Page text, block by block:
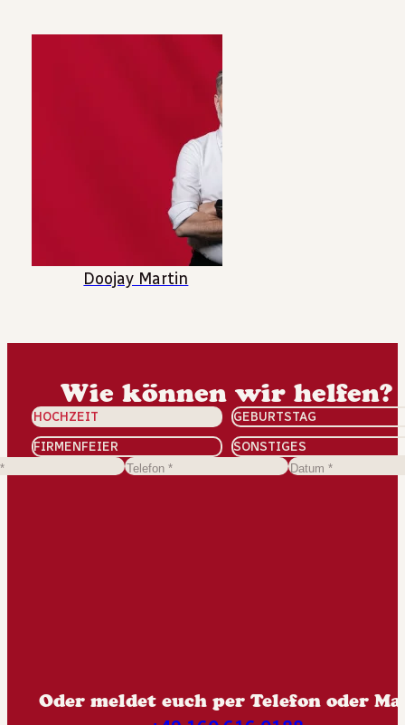
Doojay Martin
Wie können wir helfen?
HOCHZEIT
GEBURTSTAG
FIRMENFEIER
SONSTIGES
Oder meldet euch per Telefon oder